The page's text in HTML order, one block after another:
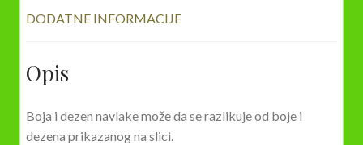
DODATNE INFORMACIJE
Opis
Boja i dezen navlake može da se razlikuje od boje i
dezena prikazanog na slici.